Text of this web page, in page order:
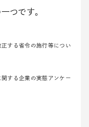
つです。
する省令の施行等につい
する企業の実態アンケー